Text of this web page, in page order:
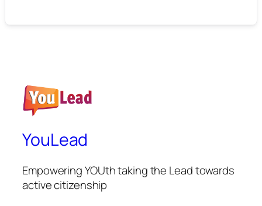
YouLead
Empowering YOUth taking the Lead towards
active citizenship